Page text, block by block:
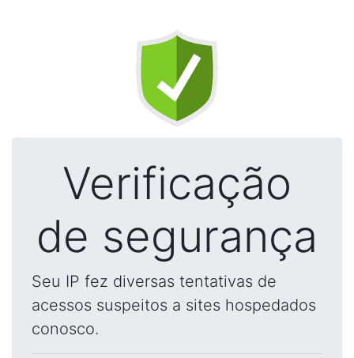
Verificação
de segurança
Seu IP fez diversas tentativas de
acessos suspeitos a sites hospedados
conosco.